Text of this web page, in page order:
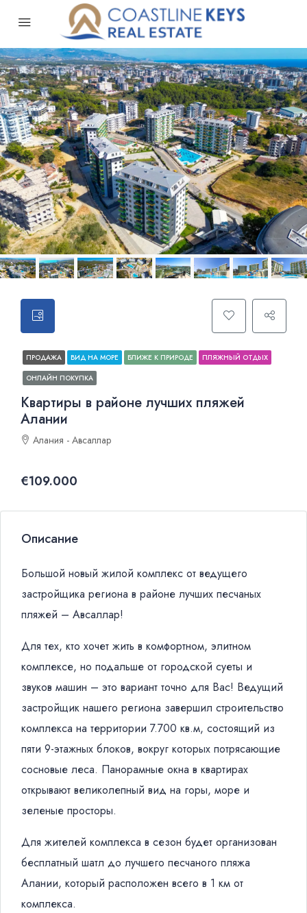
ПРОДАЖА ВИД НА МОРЕ БЛИЖЕ К ПРИРОДЕ
ПЛЯЖНЫЙ ОТДЫХ
ОНЛАЙН ПОКУПКА
Квартиры в районе лучших пляжей
Алании
Алания - Авсаллар
€109.000
Описание
Большой новый жилой комплекс от ведущего
застройщика региона в районе лучших песчаных
пляжей – Авсаллар!
Для тех, кто хочет жить в комфортном, элитном
комплексе, но подальше от городской суеты и
звуков машин – это вариант точно для Вас! Ведущий
застройщик нашего региона завершил строительство
комплекса на территории 7.700 кв.м, состоящий из
пяти 9-этажных блоков, вокруг которых потрясающие
сосновые леса. Панорамные окна в квартирах
открывают великолепный вид на горы, море и
зеленые просторы.
Для жителей комплекса в сезон будет организован
бесплатный шатл до лучшего песчаного пляжа
Алании, который расположен всего в 1 км от
комплекса.